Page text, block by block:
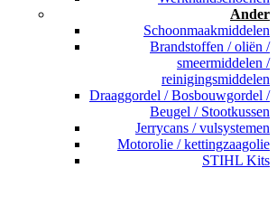
Ander
Schoonmaakmiddelen
Brandstoffen / oliën /
smeermiddelen /
reinigingsmiddelen
Draaggordel / Bosbouwgordel /
Beugel / Stootkussen
Jerrycans / vulsystemen
Motorolie / kettingzaagolie
STIHL Kits